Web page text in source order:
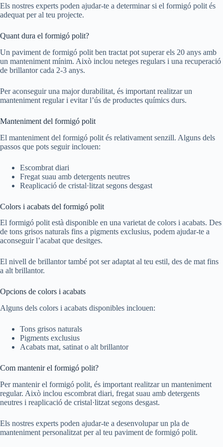
Els nostres experts poden ajudar-te a determinar si el formigó polit és
adequat per al teu projecte.
Quant dura el formigó polit?
Un paviment de formigó polit ben tractat pot superar els 20 anys amb
un manteniment mínim. Això inclou neteges regulars i una recuperació
de brillantor cada 2-3 anys.
Per aconseguir una major durabilitat, és important realitzar un
manteniment regular i evitar l’ús de productes químics durs.
Manteniment del formigó polit
El manteniment del formigó polit és relativament senzill. Alguns dels
passos que pots seguir inclouen:
Escombrat diari
Fregat suau amb detergents neutres
Reaplicació de cristal·litzat segons desgast
Colors i acabats del formigó polit
El formigó polit està disponible en una varietat de colors i acabats. Des
de tons grisos naturals fins a pigments exclusius, podem ajudar-te a
aconseguir l’acabat que desitges.
El nivell de brillantor també pot ser adaptat al teu estil, des de mat fins
a alt brillantor.
Opcions de colors i acabats
Alguns dels colors i acabats disponibles inclouen:
Tons grisos naturals
Pigments exclusius
Acabats mat, satinat o alt brillantor
Com mantenir el formigó polit?
Per mantenir el formigó polit, és important realitzar un manteniment
regular. Això inclou escombrat diari, fregat suau amb detergents
neutres i reaplicació de cristal·litzat segons desgast.
Els nostres experts poden ajudar-te a desenvolupar un pla de
manteniment personalitzat per al teu paviment de formigó polit.